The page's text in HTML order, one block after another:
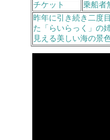
チケット
乗船者
昨年に引き続き二度
た「らいらっく」の
見える美しい海の景